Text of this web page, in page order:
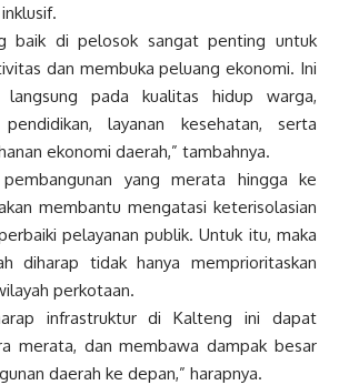
baik di pelosok sangat penting untuk
dan membuka peluang ekonomi. Ini
langsung pada kualitas hidup warga,
layanan kesehatan, serta
ekonomi daerah,” tambahnya.
yang merata hingga ke
membantu mengatasi keterisolasian
pelayanan publik. Untuk itu, maka
diharap tidak hanya memprioritaskan
perkotaan.
infrastruktur di Kalteng ini dapat
merata, dan membawa dampak besar
daerah ke depan,” harapnya.